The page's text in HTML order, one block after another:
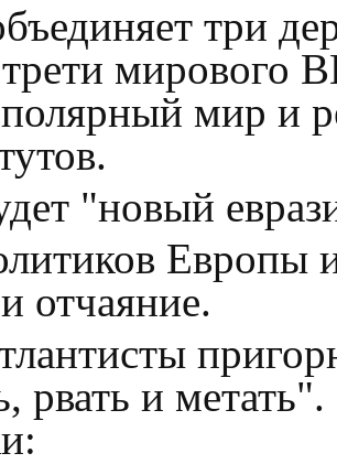
три
мирового
мир и
"новый
Европы
отчаяние.
рвать и